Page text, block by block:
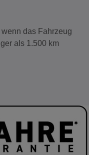
das Fahrzeug
als 1.500 km